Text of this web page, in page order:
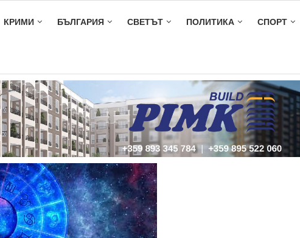
КРИМИ БЪЛГАРИЯ СВЕТЪТ ПОЛИТИКА СПОРТ